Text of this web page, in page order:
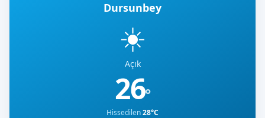
Dursunbey
☀️
Açık
26°
Hissedilen28°C